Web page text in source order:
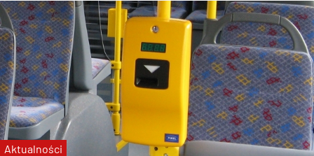
Aktualności